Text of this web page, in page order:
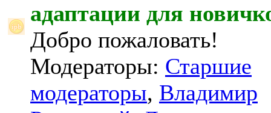
адаптации для
Добро пожаловать!
Модераторы: Старшие
модераторы, Владимир